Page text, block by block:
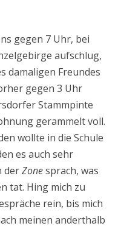
gegen 7 Uhr, bei
auf­schlug,
damaligen Freundes
gegen 3 Uhr
Stammpinte
gerammelt voll.
wollte in die Schule
es auch sehr
derZonesprach, was
tat. Hing mich zu
rein, bis mich
meinen anderthalb